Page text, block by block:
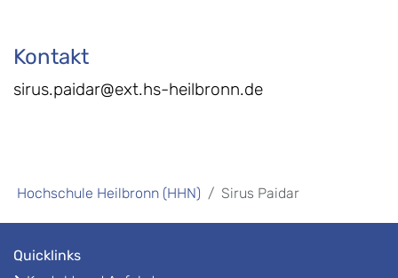
Kontakt
sirus.paidar@ext.hs-heilbronn.de
Hochschule Heilbronn (HHN) Sirus Paidar
Quicklinks